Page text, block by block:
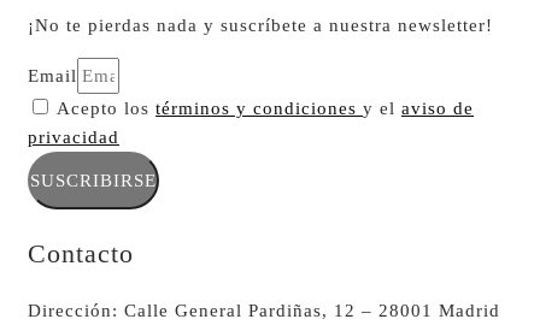
¡No te pierdas nada y suscríbete a nuestra newsletter!
Email
Acepto los términos y condiciones y el aviso de
privacidad
SUSCRIBIRSE
Contacto
Dirección: Calle General Pardiñas, 12 – 28001 Madrid